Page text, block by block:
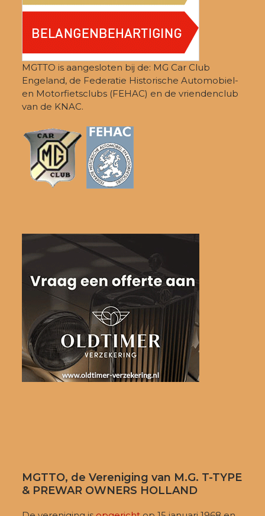
MGTTO is aangesloten bij de: MG Car Club
Engeland, de Federatie Historische Automobiel-
en Motorfietsclubs (FEHAC) en de vriendenclub
van de KNAC.
MGTTO, de Vereniging van M.G. T-TYPE
& PREWAR OWNERS HOLLAND